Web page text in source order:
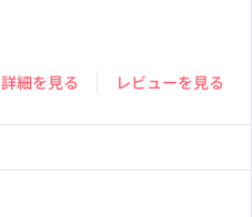
詳細を見る レビューを見る